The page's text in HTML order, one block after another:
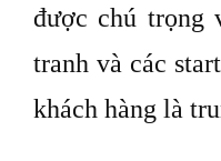
được chú trọng
tranh và các
khách hàng là